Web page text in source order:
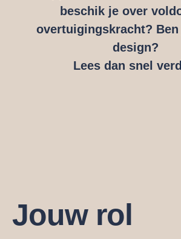
beschik je over
overtuigingskracht?
design?
Lees dan snel
Jouw rol